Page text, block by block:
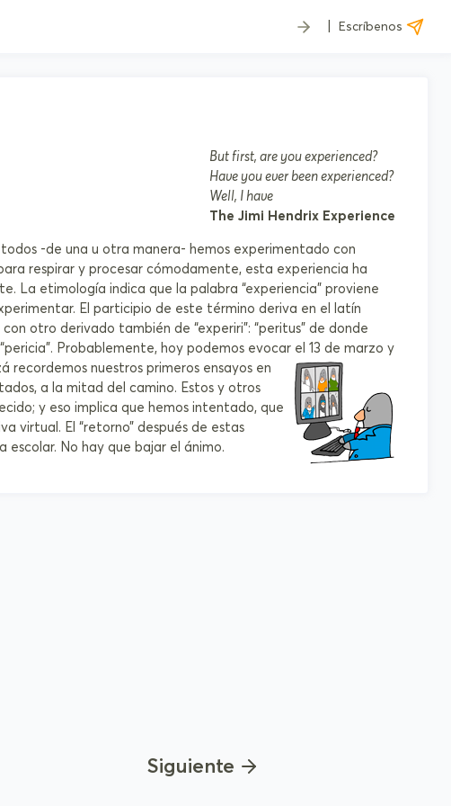
Escríbenos
But first, are you experienced?
Have you ever been experienced?
Well, I have
The Jimi Hendrix Experience
todos -de una u otra manera- hemos experimentado con
respirar y procesar cómodamente, esta experiencia ha
La etimología indica que la palabra “experiencia” proviene
El participio de este término deriva en el latín
otro derivado también de “experiri”: “peritus” de donde
Probablemente, hoy podemos evocar el 13 de marzo y
recordemos nuestros primeros ensayos en
a la mitad del camino. Estos y otros
y eso implica que hemos intentado, que
virtual. El “retorno” después de estas
escolar. No hay que bajar el ánimo.
Siguiente